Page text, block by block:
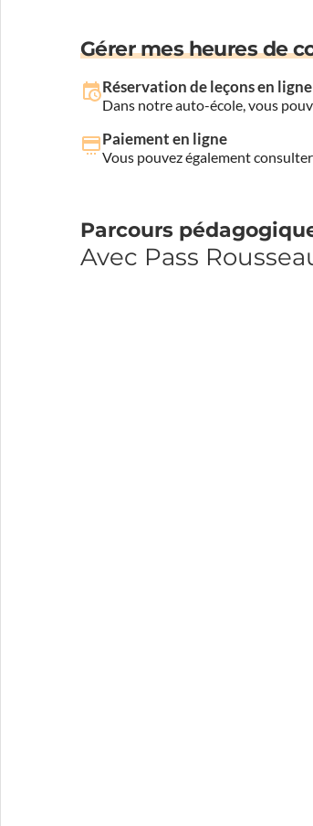
Gérer mes heures de
Réservation de leçons en ligne
Dans notre auto-école, vous
Paiement en ligne
Vous pouvez également
Parcours
Avec Pass